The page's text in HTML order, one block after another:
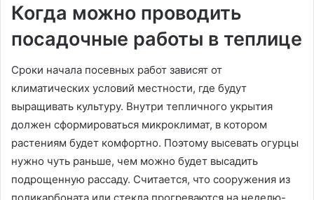
Когда можно проводить
посадочные работы в теплице
Сроки начала посевных работ зависят от
климатических условий местности, где будут
выращивать культуру. Внутри тепличного укрытия
должен сформироваться микроклимат, в котором
растениям будет комфортно. Поэтому высевать огурцы
нужно чуть раньше, чем можно будет высадить
подрощенную рассаду. Считается, что сооружения из